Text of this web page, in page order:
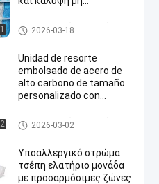
για στρώμα
Ελατήριο τσέπης στρώματο
ς
2026-03-18
Unidad de resorte
embolsado de acero de
alto carbono de tamaño
personalizado con
independiente para un
soporte superior
Ελατήριο τσέπης στρώματο
ς
2026-03-02
Υποαλλεργικό στρώμα
τσέπη ελατήριο μονάδα
με προσαρμόσιμες ζώνες